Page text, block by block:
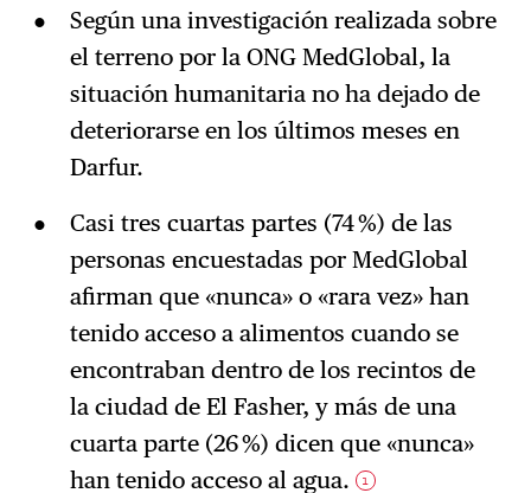
Según una investigación realizada sobre
el terreno por la ONG MedGlobal, la
situación humanitaria no ha dejado de
deteriorarse en los últimos meses en
Darfur.
Casi tres cuartas partes (74 %) de las
personas encuestadas por MedGlobal
afirman que «nunca» o «rara vez» han
tenido acceso a alimentos cuando se
encontraban dentro de los recintos de
la ciudad de El Fasher, y más de una
cuarta parte (26 %) dicen que «nunca»
han tenido acceso al agua.
1